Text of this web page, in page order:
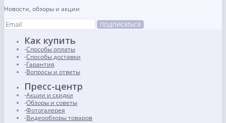
Новости, обзоры и акции
ПОДПИСАТЬСЯ
Как купить
Способы оплаты
Способы доставки
Гарантия
Вопросы и ответы
Пресс-центр
Акции и скидки
Обзоры и советы
Фотогалерея
Видеообзоры товаров